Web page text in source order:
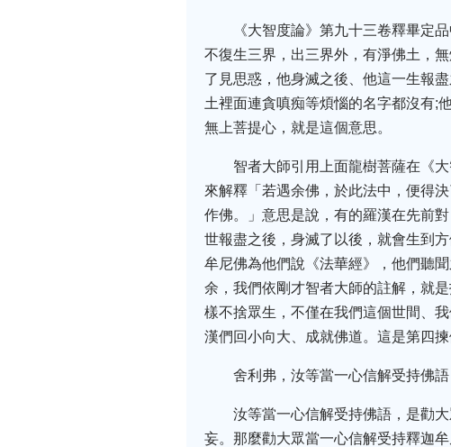
《大智度論》第九十三卷釋畢定
不復生三界，出三界外，有淨佛土，
了見思惑，他身滅之後、他這一生報
土裡面連貪嗔痴等煩惱的名字都沒有;
無上菩提心，就是這個意思。
智者大師引用上面龍樹菩薩在《
來解釋「若遇余佛，於此法中，便得
作佛。」意思是說，有的羅漢在先前
世報盡之後，身滅了以後，就會生到
牟尼佛為他們說《法華經》，他們聽
余，我們依剛才智者大師的註解，就
樣不捨眾生，不僅在我們這個世間、
漢們回小向大、成就佛道。這是第四
舍利弗，汝等當一心信解受持佛
汝等當一心信解受持佛語，是勸
妄。那麼勸大眾當一心信解受持釋迦